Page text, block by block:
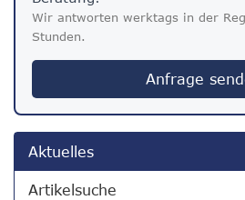
Wir antworten werktags in der
Stunden.
Anfrage
Aktuelles
Artikelsuche